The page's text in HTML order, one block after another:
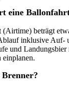
eine
(Airtime) beträgt
inklusive Auf-
und
einplanen.